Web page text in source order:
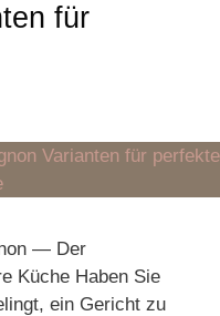
für
— Der
Küche Haben Sie
ein Gericht zu